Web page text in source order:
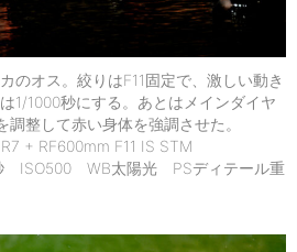
のオス。絞りはF11固定で、激しい動き
1/1000秒にする。あとはメインダイヤ
調整して赤い身体を強調させた。
+ RF600mm F11 IS STM
ISO500 WB太陽光 PSディテール重